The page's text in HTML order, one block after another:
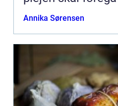
Annika Sørensen